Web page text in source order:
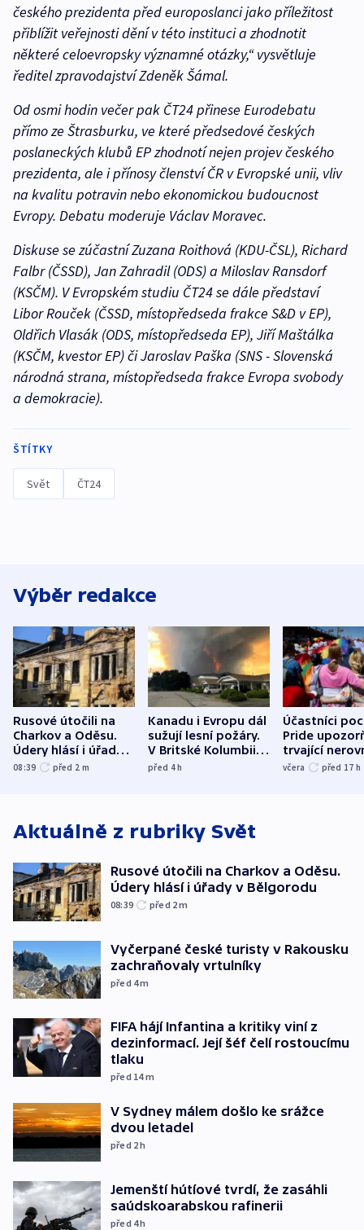
českého prezidenta před europoslanci jako příležitost
přiblížit veřejnosti dění v této instituci a zhodnotit
některé celoevropsky významné otázky,“ vysvětluje
ředitel zpravodajství Zdeněk Šámal.
Od osmi hodin večer pak ČT24 přinese Eurodebatu
přímo ze Štrasburku, ve které předsedové českých
poslaneckých klubů EP zhodnotí nejen projev českého
prezidenta, ale i přínosy členství ČR v Evropské unii, vliv
na kvalitu potravin nebo ekonomickou budoucnost
Evropy. Debatu moderuje Václav Moravec.
Diskuse se zúčastní Zuzana Roithová (KDU-ČSL), Richard
Falbr (ČSSD), Jan Zahradil (ODS) a Miloslav Ransdorf
(KSČM). V Evropském studiu ČT24 se dále představí
Libor Rouček (ČSSD, místopředseda frakce S&D v EP),
Oldřich Vlasák (ODS, místopředseda EP), Jiří Maštálka
(KSČM, kvestor EP) či Jaroslav Paška (SNS - Slovenská
národná strana, místopředseda frakce Evropa svobody
a demokracie).
ŠTÍTKY
Svět ČT24
Výběr redakce
Rusové útočili na
Charkov a Oděsu.
Údery hlásí i úřady v
Bělgorodu
08:39 před 2 m
Kanadu i Evropu dál
sužují lesní požáry.
V Britské Kolumbii
evakuovali tisíce lidí
před 4h
Účastníci
Pride
trvající
včera před 17 h
Aktuálně z rubriky Svět
Rusové útočili na Charkov a Oděsu.
Údery hlásí i úřady v Bělgorodu
08:39 před 2m
Vyčerpané české turisty v Rakousku
zachraňovaly vrtulníky
před 4m
FIFA hájí Infantina a kritiky viní z
dezinformací. Její šéf čelí rostoucímu
tlaku
před 14m
V Sydney málem došlo ke srážce
dvou letadel
před 2h
Jemenští hútíové tvrdí, že zasáhli
saúdskoarabskou rafinerii
před 4h